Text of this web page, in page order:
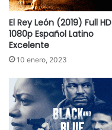
El Rey León (2019) Full HD
1080p Español Latino
Excelente
10 enero, 2023